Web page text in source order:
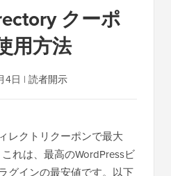
クーポ
用方法
4日 | 読者開示
レクトリクーポンで最大
れは、最高のWordPressビ
グインの最安値です。以下